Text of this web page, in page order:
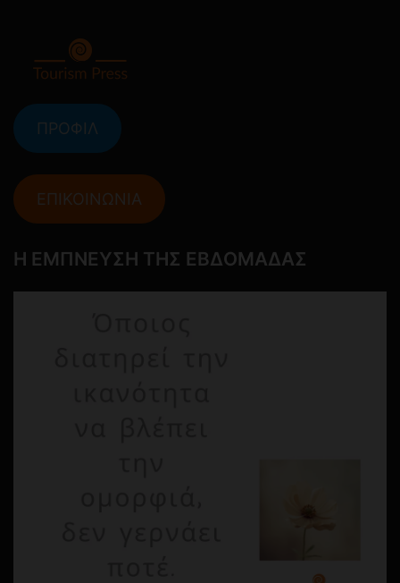
ΠΡΟΦΙΛ
ΕΠΙΚΟΙΝΩΝΙΑ
Η ΕΜΠΝΕΥΣΗ ΤΗΣ ΕΒΔΟΜΑΔΑΣ